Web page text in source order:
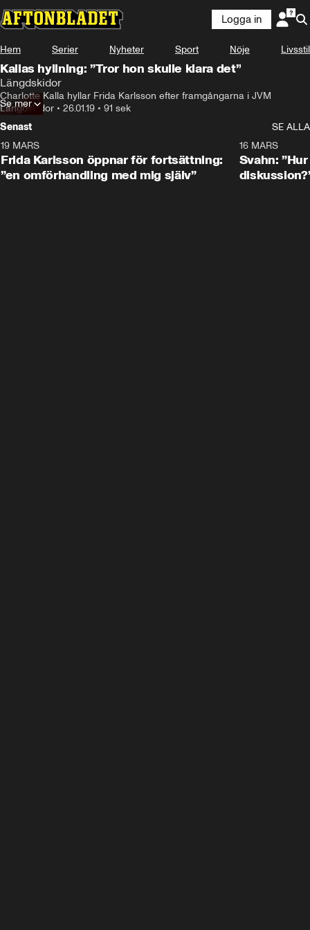
Logga in
Hem Serier Nyheter Sport Nöje Livsstil
Kallas hyllning: ”Tror hon skulle klara det”
Längdskidor
Charlotte Kalla hyllar Frida Karlsson efter framgångarna i JVM
Längdskidor • 26.01.19 • 91 sek
Se mer
Senast
SE ALLA
19 MARS
Frida Karlsson öppnar för fortsättning:
”en omförhandling med mig själv”
16 MARS
Svahn: